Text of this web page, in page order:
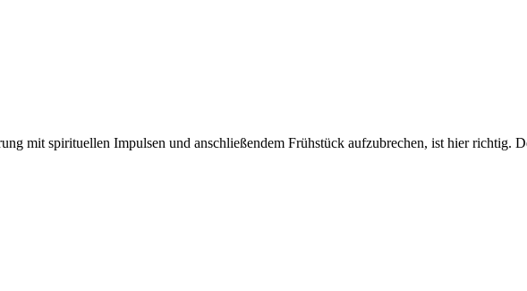
mit spirituellen Impulsen und anschließendem Frühstück aufzubrechen, ist hier richtig.